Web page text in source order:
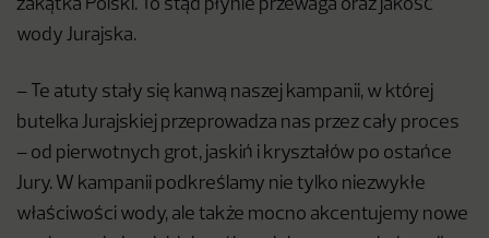
zakątka Polski. To stąd płynie przewaga oraz jakość
wody Jurajska.
– Te atuty stały się kanwą naszej kampanii, w której
butelka Jurajskiej przeprowadza nas przez cały proces
– od pierwotnych grot, jaskiń i kryształów po ostańce
Jury. W kampanii podkreślamy nie tylko niezwykłe
właściwości wody, ale także mocno akcentujemy nowe